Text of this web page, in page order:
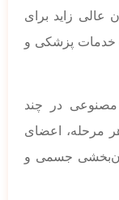
عالی زاید برای
خدمات پزشکی و
اعلام کرد که ۶۱ عضو مصنوعی در چند
مرحله، اعضای
با توان‌بخشی جسمی و